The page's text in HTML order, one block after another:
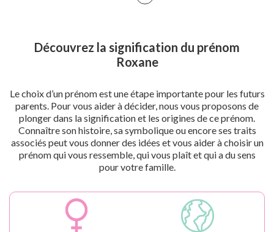
Découvrez la signification du prénom
Roxane
Le choix d’un prénom est une étape importante pour les futurs
parents. Pour vous aider à décider, nous vous proposons de
plonger dans la signification et les origines de ce prénom.
Connaître son histoire, sa symbolique ou encore ses traits
associés peut vous donner des idées et vous aider à choisir un
prénom qui vous ressemble, qui vous plaît et qui a du sens
pour votre famille.